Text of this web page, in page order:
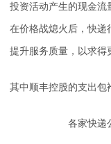
投资活动产生的现金流
在价格战熄火后，快递
提升服务质量，以求得
其中顺丰控股的支出包
各家快递